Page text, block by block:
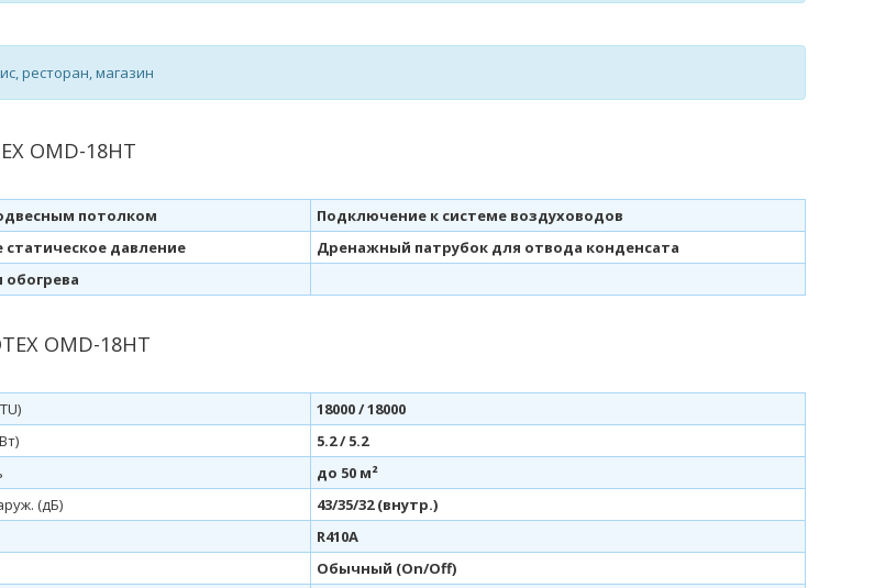
ресторан, магазин
OMD-18HT
потолком
Подключение к системе воздуховодов
давление
Дренажный патрубок для отвода конденсата
OMD-18HT
18000 / 18000
5.2 / 5.2
до 50 м²
(дБ)
43/35/32 (внутр.)
R410A
Обычный (On/Off)